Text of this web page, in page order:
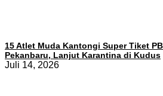
15 Atlet Muda Kantongi Super Tiket
Pekanbaru, Lanjut Karantina di Kudus
Juli 14, 2026